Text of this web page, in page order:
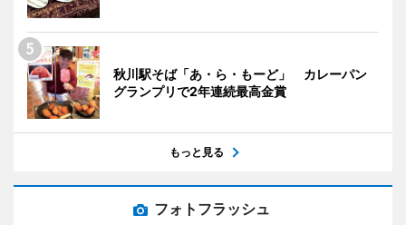
秋川駅そば「あ・ら・もーど」 カレーパン
グランプリで2年連続最高金賞
もっと見る
フォトフラッシュ